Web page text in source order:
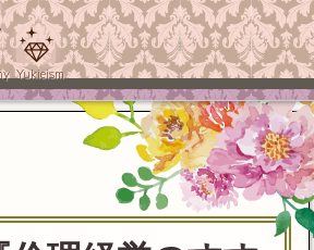
Yukieism